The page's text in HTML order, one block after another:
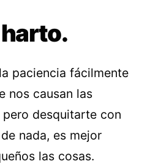
paciencia fácilmente
nos causan las
desquitarte con
nada, es mejor
las cosas.